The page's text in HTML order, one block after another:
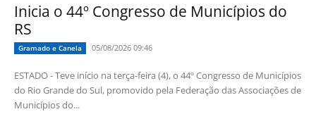
Inicia o 44º Congresso de Municípios do
RS
Gramado e Canela 05/08/2026 09:46
ESTADO - Teve início na terça-feira (4), o 44º Congresso de Municípios
do Rio Grande do Sul, promovido pela Federação das Associações de
Municípios do...